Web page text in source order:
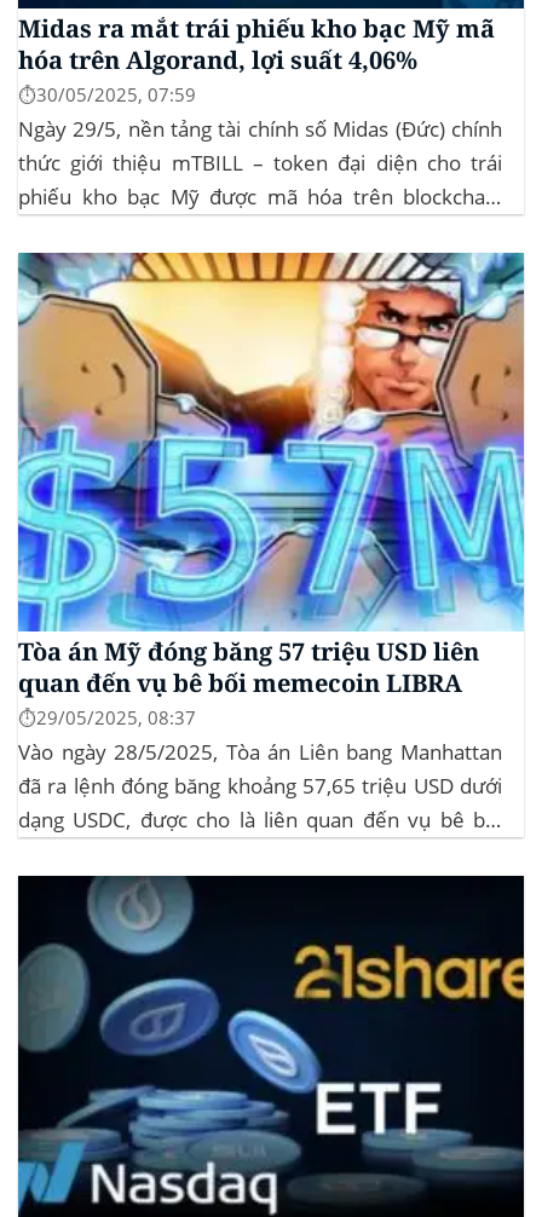
Midas ra mắt trái phiếu kho bạc Mỹ mã
hóa trên Algorand, lợi suất 4,06%
⏱️30/05/2025, 07:59
Ngày 29/5, nền tảng tài chính số Midas (Đức) chính
thức giới thiệu mTBILL – token đại diện cho trái
phiếu kho bạc Mỹ được mã hóa trên blockchain
không yêu cầu mức đầu tư tối thiểu. mTBILL được
bảo chứng bằng...
Tòa án Mỹ đóng băng 57 triệu USD liên
quan đến vụ bê bối memecoin LIBRA
⏱️29/05/2025, 08:37
Vào ngày 28/5/2025, Tòa án Liên bang Manhattan
đã ra lệnh đóng băng khoảng 57,65 triệu USD dưới
dạng USDC, được cho là liên quan đến vụ bê bối
tập thể do Burwick Law đại diện, cáo buộc các công